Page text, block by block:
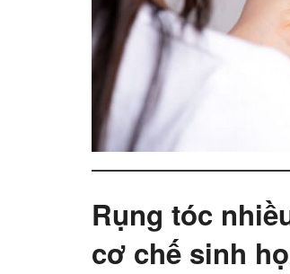
Rụng tóc
cơ chế sinh